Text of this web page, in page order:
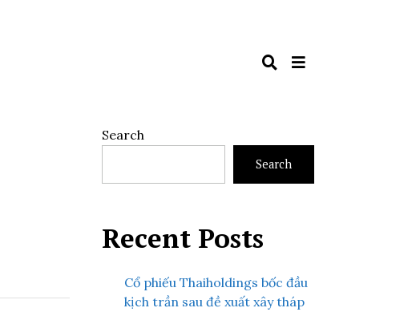
Search
Search
Recent Posts
Cổ phiếu Thaiholdings bốc đầu
kịch trần sau đề xuất xây tháp